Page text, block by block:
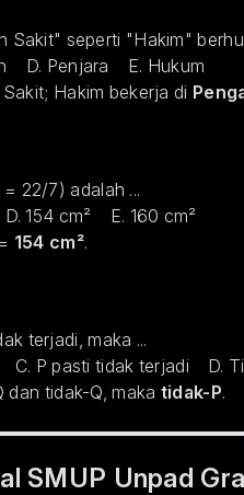
seperti "Hakim"
D. Penjara E. Hukum
Hakim bekerja di
22/7) adalah ...
154 cm² E. 160 cm²
154 cm².
terjadi, maka ...
P pasti tidak terjadi D.
tidak-Q, maka tidak-P.
SMUP Unpad